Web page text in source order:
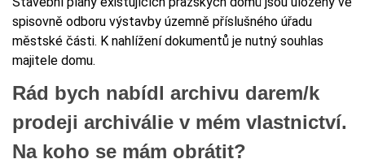
spisovně odboru výstavby územně příslušného úřadu
městské části. K nahlížení dokumentů je nutný souhlas
majitele domu.
Rád bych nabídl archivu darem/k
prodeji archiválie v mém vlastnictví.
Na koho se mám obrátit?